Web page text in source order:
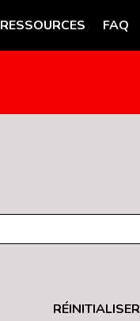
RESSOURCES FAQ
RÉINITIALISER